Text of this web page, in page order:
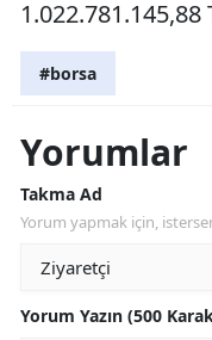
1.022.781.145,88
#borsa
Yorumlar
Takma Ad
Yorum yapmak için,
Yorum Yazın (500